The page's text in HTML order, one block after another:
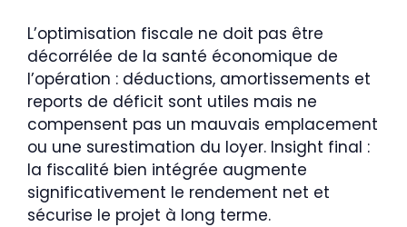
L’optimisation fiscale ne doit pas être
décorrélée de la santé économique de
l’opération : déductions, amortissements et
reports de déficit sont utiles mais ne
compensent pas un mauvais emplacement
ou une surestimation du loyer. Insight final :
la fiscalité bien intégrée augmente
significativement le rendement net et
sécurise le projet à long terme.